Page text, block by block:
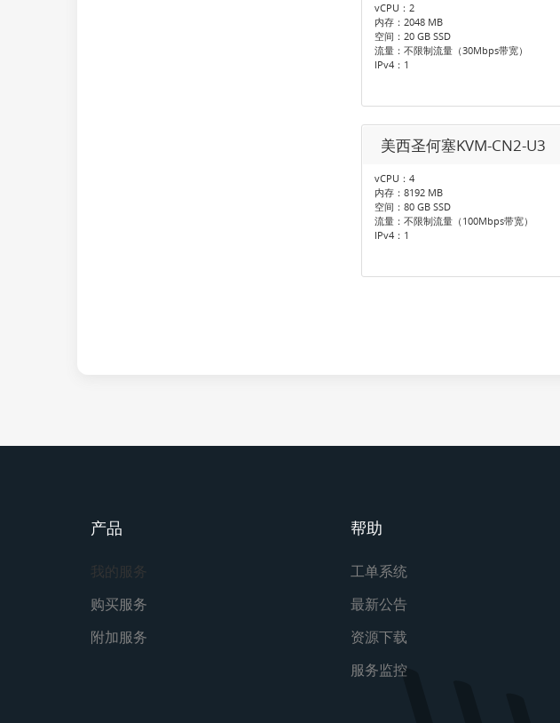
vCPU：2
内存：2048 MB
空间：20 GB SSD
流量：不限制流量（30Mbps带宽）
IPv4：1
美西圣何塞KVM-CN2-U3
vCPU：4
内存：8192 MB
空间：80 GB SSD
流量：不限制流量（100Mbps带宽）
IPv4：1
产品
我的服务
购买服务
附加服务
帮助
工单系统
最新公告
资源下载
服务监控